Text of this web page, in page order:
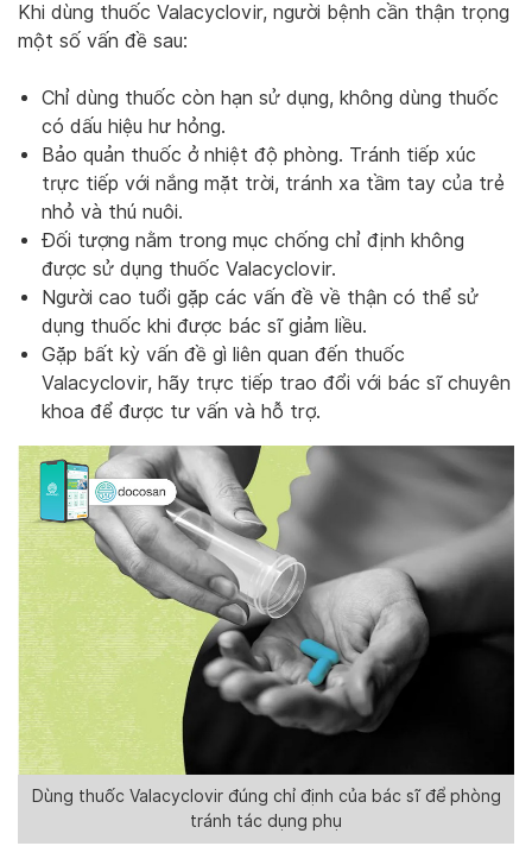
Khi dùng thuốc Valacyclovir, người bệnh cần thận trọng
một số vấn đề sau:
Chỉ dùng thuốc còn hạn sử dụng, không dùng thuốc
có dấu hiệu hư hỏng.
Bảo quản thuốc ở nhiệt độ phòng. Tránh tiếp xúc
trực tiếp với nắng mặt trời, tránh xa tầm tay của trẻ
nhỏ và thú nuôi.
Đối tượng nằm trong mục chống chỉ định không
được sử dụng thuốc Valacyclovir.
Người cao tuổi gặp các vấn đề về thận có thể sử
dụng thuốc khi được bác sĩ giảm liều.
Gặp bất kỳ vấn đề gì liên quan đến thuốc
Valacyclovir, hãy trực tiếp trao đổi với bác sĩ chuyên
khoa để được tư vấn và hỗ trợ.
Dùng thuốc Valacyclovir đúng chỉ định của bác sĩ để phòng
tránh tác dụng phụ